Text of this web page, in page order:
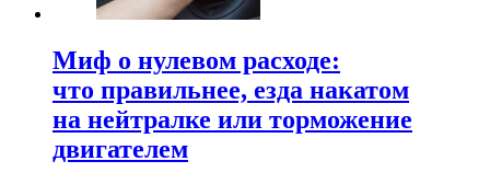
Миф о нулевом расходе:
что правильнее, езда накатом
на нейтралке или торможение
двигателем